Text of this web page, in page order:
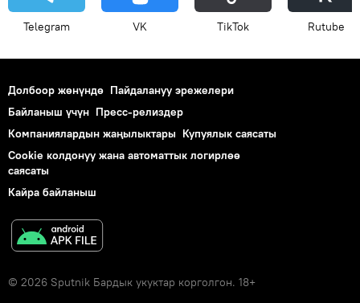
Telegram VK ТikТоk Rutube
Долбоор жөнүндө Пайдалануу эрежелери
Байланыш үчүн Пресс-релиздер
Компаниялардын жаңылыктары Купуялык саясаты
Cookie колдонуу жана автоматтык логирлөө
саясаты
Кайра байланыш
© 2026 Sputnik Бардык укуктар корголгон. 18+